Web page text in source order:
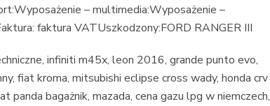
– multimedia:Wyposażenie –
faktura VATUszkodzony:FORD RANGER III
infiniti m45x, leon 2016, grande punto evo,
fiat kroma, mitsubishi eclipse cross wady, honda crv
panda bagażnik, mazada, cena gazu lpg w niemczech,